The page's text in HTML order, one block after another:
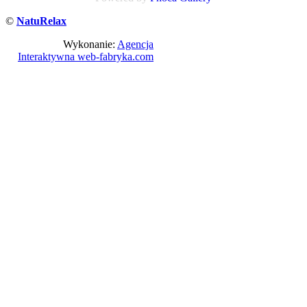
© NatuRelax
Wykonanie: Agencja
Interaktywna web-fabryka.com